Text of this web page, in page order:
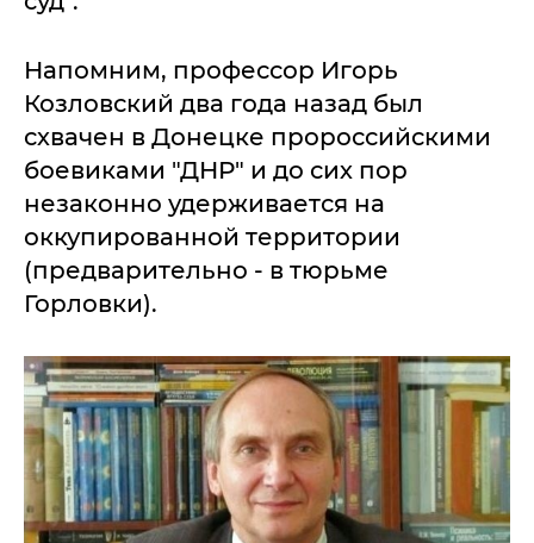
Напомним, профессор Игорь
Козловский два года назад был
схвачен в Донецке пророссийскими
боевиками "ДНР" и до сих пор
незаконно удерживается на
оккупированной территории
(предварительно - в тюрьме
Горловки).